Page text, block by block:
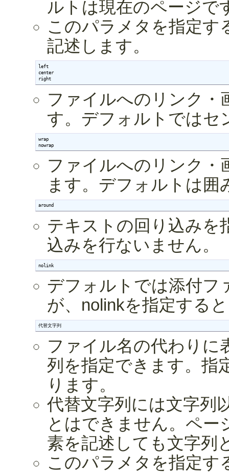
ルトは現在のページで
このパラメタを指定す
記述します。
left
center
right
ファイルへのリンク・
す。デフォルトではセ
wrap
nowrap
ファイルへのリンク・
ます。デフォルトは囲
around
テキストの回り込みを
込みを行ないません。
nolink
デフォルトでは添付フ
が、nolinkを指定する
代替文字列
ファイル名の代わりに
列を指定できます。指
ります。
代替文字列には文字列
とはできません。ペー
素を記述しても文字列
このパラメタを指定す